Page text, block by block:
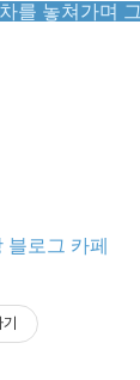
를 놓쳐가며
로그 카페